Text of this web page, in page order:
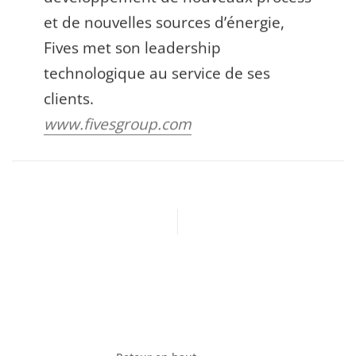
et de nouvelles sources d’énergie,
Fives met son leadership
technologique au service de ses
clients.
www.fivesgroup.com